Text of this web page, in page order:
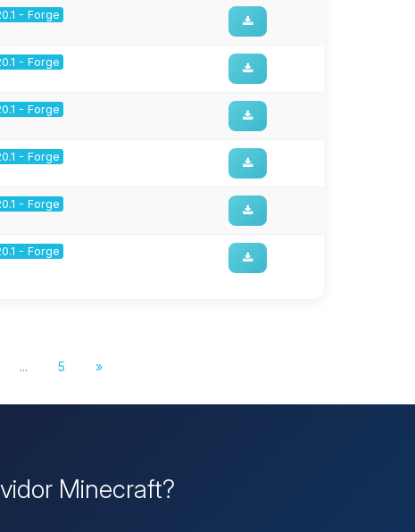
- Forge
- Forge
- Forge
- Forge
- Forge
- Forge
... 5 »
Minecraft?